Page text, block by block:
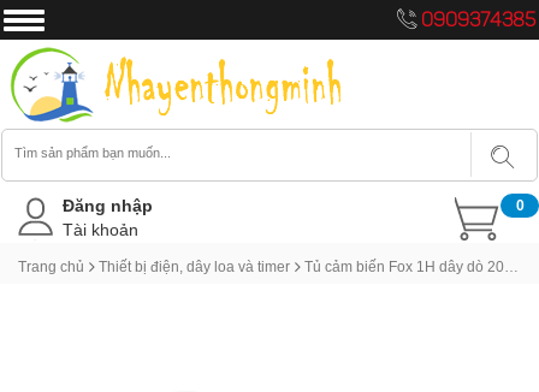
0909374385
0
Đăng nhập
Tài khoản
Trang chủ Thiết bị điện, dây loa và timer Tủ cảm biến Fox 1H dây dò 20m khởi 20A